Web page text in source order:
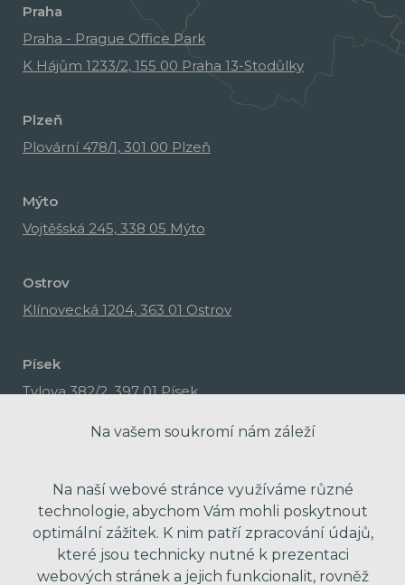
Praha
Praha - Prague Office Park
K Hájům 1233/2, 155 00 Praha 13-Stodůlky
Plzeň
Plovární 478/1, 301 00 Plzeň
Mýto
Vojtěšská 245, 338 05 Mýto
Ostrov
Klínovecká 1204, 363 01 Ostrov
Písek
Tylova 382/2, 397 01 Písek
Na vašem soukromí nám záleží
Na naší webové stránce využíváme různé
technologie, abychom Vám mohli poskytnout
optimální zážitek. K nim patří zpracování údajů,
které jsou technicky nutné k prezentaci
webových stránek a jejich funkcionalit, rovněž